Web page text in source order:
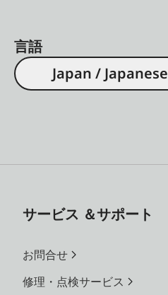
言語
Japan / Japanese
サービス ＆サポート
お問合せ
修理・点検サービス